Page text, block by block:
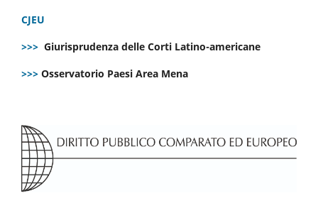
CJEU
>>> Giurisprudenza delle Corti Latino-americane
>>> Osservatorio Paesi Area Mena